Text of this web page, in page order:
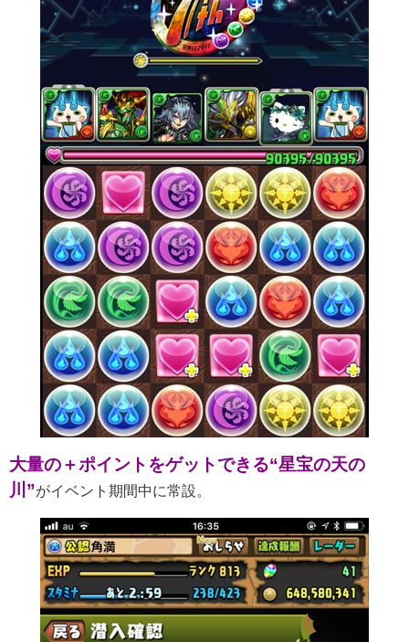
大量の＋ポイントをゲットできる“星宝の天の
川 ”がイベント期間中に常設。